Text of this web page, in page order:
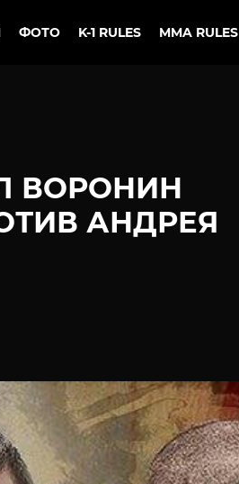
ФОТО K-1 RULES MMA RULES
ВОРОНИН
АНДРЕЯ